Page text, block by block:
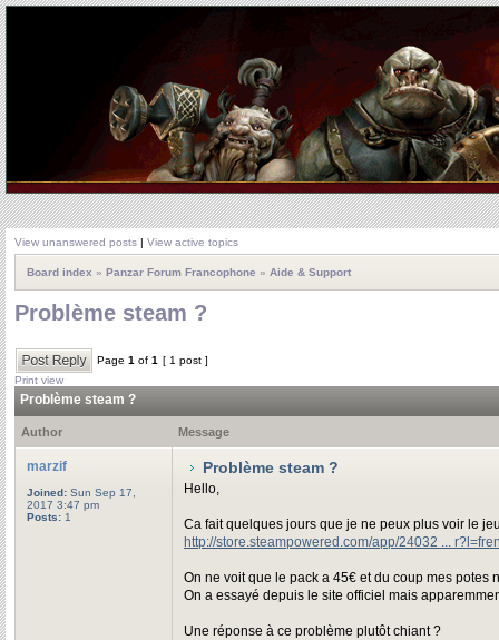
View unanswered posts | View active topics
Board index » Panzar Forum Francophone » Aide & Support
Problème steam ?
Page 1 of 1 [ 1 post ]
Print view
Problème steam ?
Author Message
marzif
Joined: Sun Sep 17,
2017 3:47 pm
Posts: 1
Problème steam ?
Hello,
Ca fait quelques jours que je ne peux plus voir le
http://store.steampowered.com/app/24032 ...
On ne voit que le pack a 45€ et du coup mes potes
On a essayé depuis le site officiel mais
Une réponse à ce problème plutôt chiant ?